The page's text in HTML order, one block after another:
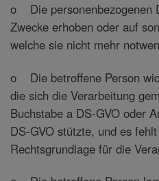
o Die personenbezogenen
Zwecke erhoben oder auf
welche sie nicht mehr
o Die betroffene Person
die sich die Verarbeitung
Buchstabe a DS-GVO oder
DS-GVO stützte, und es
Rechtsgrundlage für die